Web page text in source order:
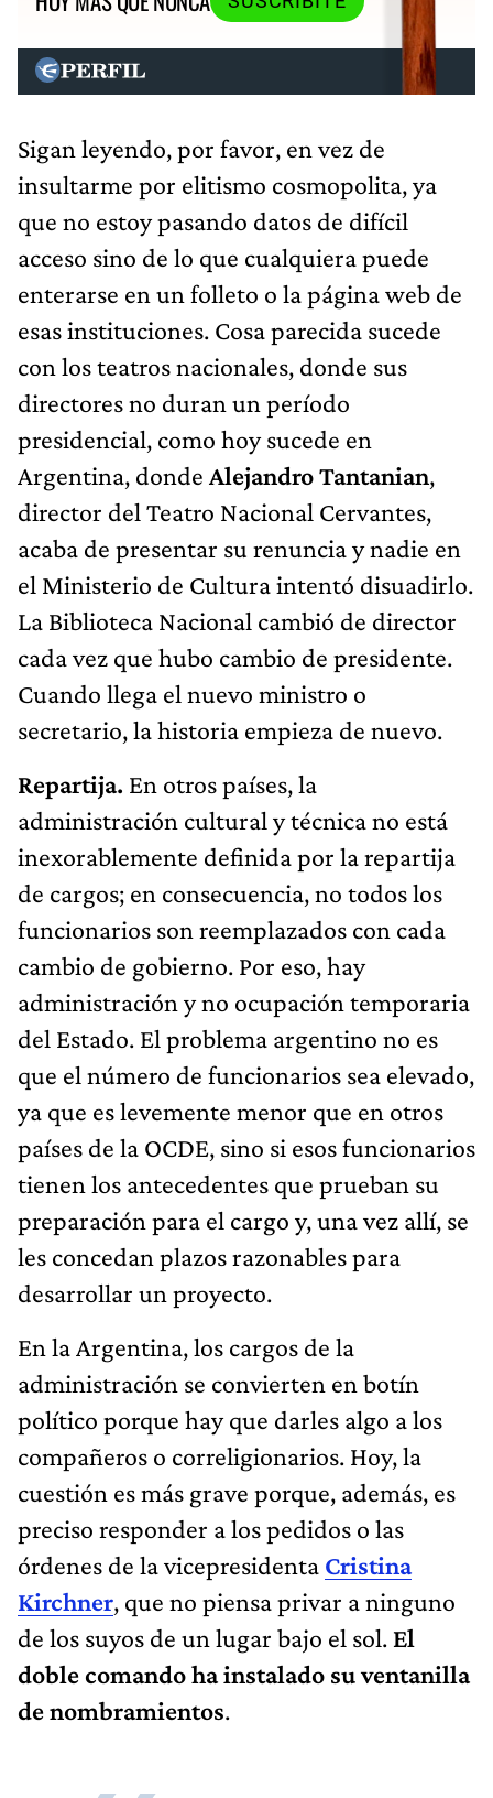
Sigan leyendo, por favor, en vez de
insultarme por elitismo cosmopolita, ya
que no estoy pasando datos de difícil
acceso sino de lo que cualquiera puede
enterarse en un folleto o la página web de
esas instituciones. Cosa parecida sucede
con los teatros nacionales, donde sus
directores no duran un período
presidencial, como hoy sucede en
Argentina, donde Alejandro Tantanian,
director del Teatro Nacional Cervantes,
acaba de presentar su renuncia y nadie en
el Ministerio de Cultura intentó disuadirlo.
La Biblioteca Nacional cambió de director
cada vez que hubo cambio de presidente.
Cuando llega el nuevo ministro o
secretario, la historia empieza de nuevo.
Repartija. En otros países, la
administración cultural y técnica no está
inexorablemente definida por la repartija
de cargos; en consecuencia, no todos los
funcionarios son reemplazados con cada
cambio de gobierno. Por eso, hay
administración y no ocupación temporaria
del Estado. El problema argentino no es
que el número de funcionarios sea elevado,
ya que es levemente menor que en otros
países de la OCDE, sino si esos funcionarios
tienen los antecedentes que prueban su
preparación para el cargo y, una vez allí, se
les concedan plazos razonables para
desarrollar un proyecto.
En la Argentina, los cargos de la
administración se convierten en botín
político porque hay que darles algo a los
compañeros o correligionarios. Hoy, la
cuestión es más grave porque, además, es
preciso responder a los pedidos o las
órdenes de la vicepresidenta Cristina
Kirchner, que no piensa privar a ninguno
de los suyos de un lugar bajo el sol. El
doble comando ha instalado su ventanilla
de nombramientos.